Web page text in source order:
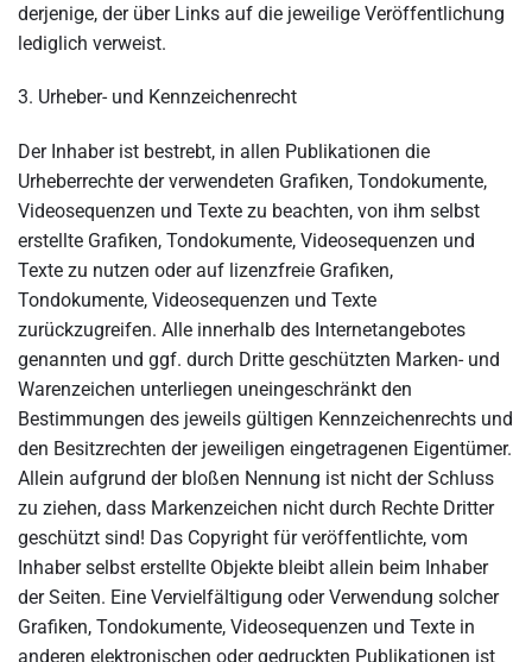
derjenige, der über Links auf die jeweilige Veröffentlichung
lediglich verweist.
3. Urheber- und Kennzeichenrecht
Der Inhaber ist bestrebt, in allen Publikationen die
Urheberrechte der verwendeten Grafiken, Tondokumente,
Video­sequenzen und Texte zu beachten, von ihm selbst
erstellte Grafiken, Tondokumente, Videosequenzen und
Texte zu nutzen oder auf lizenzfreie Grafiken,
Tondokumente, Videosequenzen und Texte
zurückzugreifen. Alle innerhalb des Internetangebotes
genannten und ggf. durch Dritte geschützten Marken- und
Warenzeichen unterliegen uneingeschränkt den
Bestimmungen des jeweils gültigen Kennzeichenrechts und
den Besitzrechten der jeweiligen eingetragenen Eigentümer.
Allein aufgrund der bloßen Nennung ist nicht der Schluss
zu ziehen, dass Markenzeichen nicht durch Rechte Dritter
geschützt sind! Das Copyright für veröffentlichte, vom
Inhaber selbst erstellte Objekte bleibt allein beim Inhaber
der Seiten. Eine Vervielfältigung oder Verwendung solcher
Grafiken, Tondokumente, Videosequenzen und Texte in
anderen elektronischen oder gedruckten Publikationen ist